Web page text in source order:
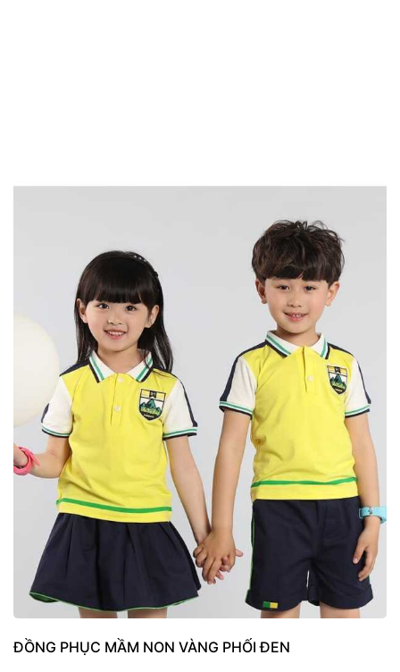
ĐỒNG PHỤC MẦM NON VÀNG PHỐI ĐEN